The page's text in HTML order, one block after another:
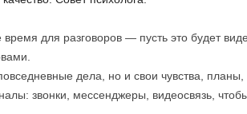
для разговоров — пусть это будет
дела, но и свои чувства, планы,
звонки, мессенджеры, видеосвязь,